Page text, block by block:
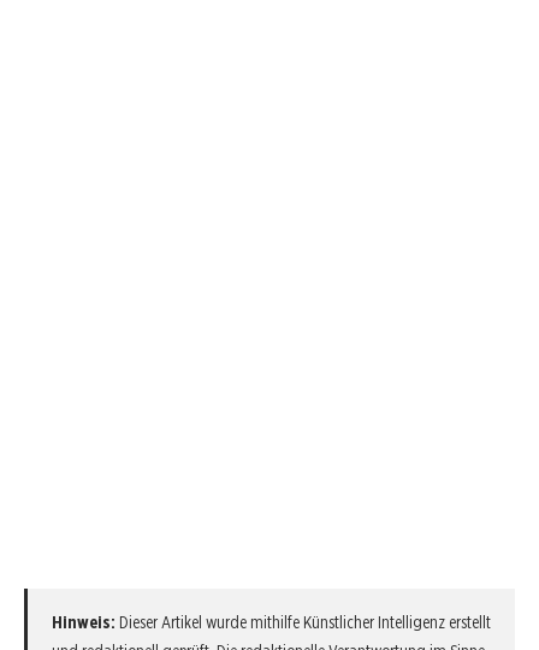
Hinweis: Dieser Artikel wurde mithilfe Künstlicher Intelligenz erstellt